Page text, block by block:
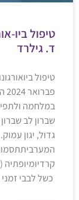
טיפול ביו-
ד. גילרד
טיפול
במלחמה
שברון לב
גדול, יגון
כשל לבבי